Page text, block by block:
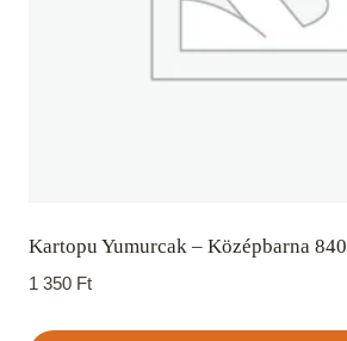
Kartopu Yumurcak – Középbarna 840
1 350 Ft